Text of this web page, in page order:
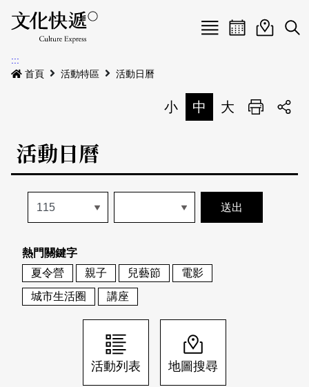
Menu
最新公告
本期專題
歷史專題
活動特區
活動列表
地圖搜尋
關於我們
關於我們
刊物索取地點
會員基本資料
刊登活動
網站導覽 English
日本語 登入/註冊
活動日曆活動地圖
展
:::
首頁
活動特區 活動日曆
小 中 大 列印
活動日曆
熱門關鍵字
夏令營
親子 兒藝節
電影
城市生活圈
講座
活動列表 地圖搜尋